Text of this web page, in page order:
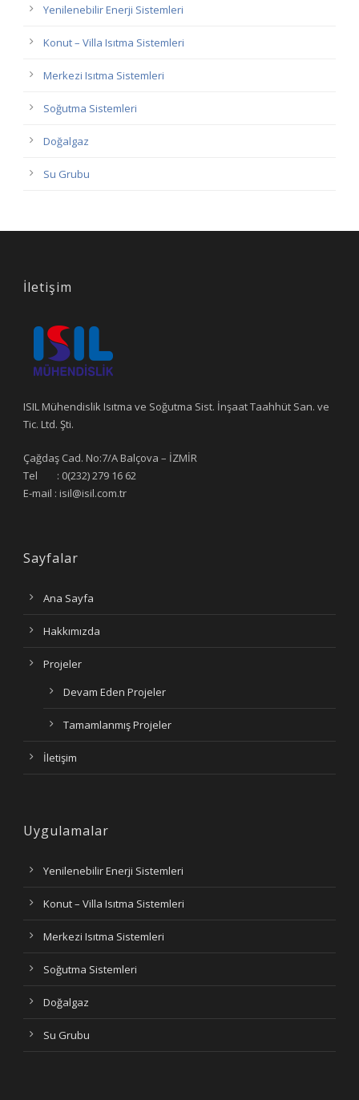
Yenilenebilir Enerji Sistemleri
Konut – Villa Isıtma Sistemleri
Merkezi Isıtma Sistemleri
Soğutma Sistemleri
Doğalgaz
Su Grubu
İletişim
ISIL Mühendislik Isıtma ve Soğutma Sist. İnşaat Taahhüt San. ve
Tic. Ltd. Şti.
Çağdaş Cad. No:7/A Balçova – İZMİR
Tel : 0(232) 279 16 62
E-mail : isil@isil.com.tr
Sayfalar
Ana Sayfa
Hakkımızda
Projeler
Devam Eden Projeler
Tamamlanmış Projeler
İletişim
Uygulamalar
Yenilenebilir Enerji Sistemleri
Konut – Villa Isıtma Sistemleri
Merkezi Isıtma Sistemleri
Soğutma Sistemleri
Doğalgaz
Su Grubu